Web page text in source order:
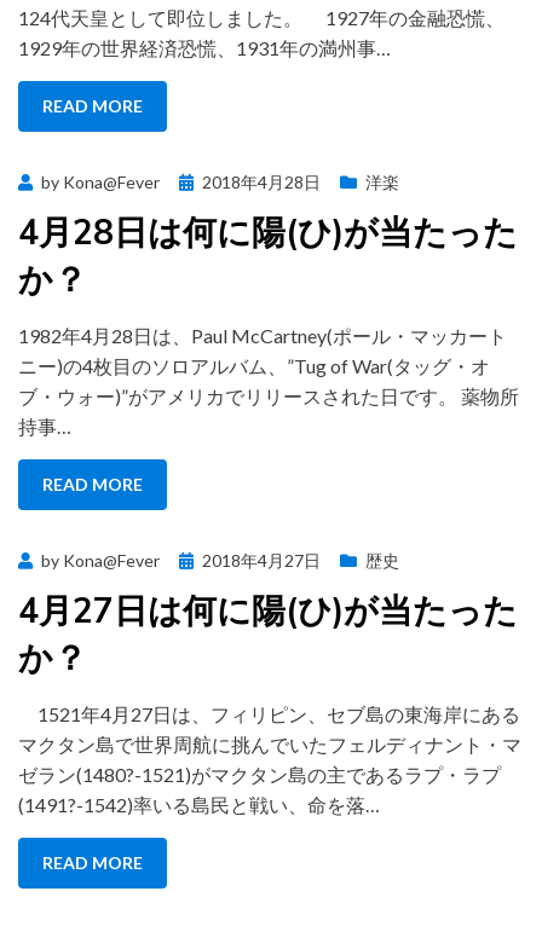
124代天皇として即位しました。 1927年の金融恐慌、
1929年の世界経済恐慌、1931年の満州事…
READ MORE
by Kona@Fever
Posted
2018年4月28日 洋楽
4月28日は何に陽(ひ)が当たった
か？
1982年4月28日は、Paul McCartney(ポール・マッカート
ニー)の4枚目のソロアルバム、”Tug of War(タッグ・オ
ブ・ウォー)”がアメリカでリリースされた日です。 薬物所
持事…
READ MORE
by Kona@Fever
Posted
2018年4月27日 歴史
4月27日は何に陽(ひ)が当たった
か？
1521年4月27日は、フィリピン、セブ島の東海岸にある
マクタン島で世界周航に挑んでいたフェルディナント・マ
ゼラン(1480?-1521)がマクタン島の主であるラプ・ラプ
(1491?-1542)率いる島民と戦い、命を落…
READ MORE